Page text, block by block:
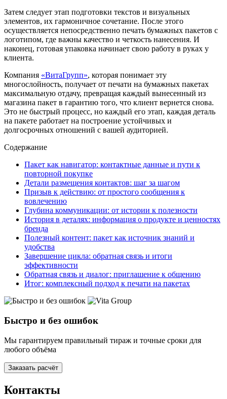
Затем следует этап подготовки текстов и визуальных
элементов, их гармоничное сочетание. После этого
осуществляется непосредственно печать бумажных пакетов с
логотипом, где важны качество и четкость нанесения. И
наконец, готовая упаковка начинает свою работу в руках у
клиента.
Компания «ВитаГрупп», которая понимает эту
многослойность, получает от печати на бумажных пакетах
максимальную отдачу, превращая каждый вынесенный из
магазина пакет в гарантию того, что клиент вернется снова.
Это не быстрый процесс, но каждый его этап, каждая деталь
на пакете работает на построение устойчивых и
долгосрочных отношений с вашей аудиторией.
Содержание
Пакет как навигатор: контактные данные и пути к
повторной покупке
Детали размещения контактов: шаг за шагом
Призыв к действию: от простого сообщения к
вовлечению
Глубина коммуникации: от истории к полезности
История в деталях: информация о продукте и ценностях
бренда
Полезный контент: пакет как источник знаний и
удобства
Завершение цикла: обратная связь и итоги
эффективности
Обратная связь и диалог: приглашение к общению
Итог: комплексный подход к печати на пакетах
Быстро и без ошибок
Мы гарантируем правильный тираж и точные сроки для
любого объёма
Заказать расчёт
Контакты